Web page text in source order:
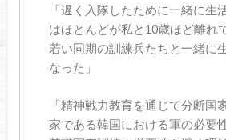
「遅く入隊したために一緒に生
はほとんどが私と10歳ほど離れ
若い同期の訓練兵たちと一緒に
なった」
「精神戦力教育を通じて分断国
家である韓国における軍の必要性